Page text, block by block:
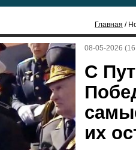
Главная /
08-05-2026
С
их